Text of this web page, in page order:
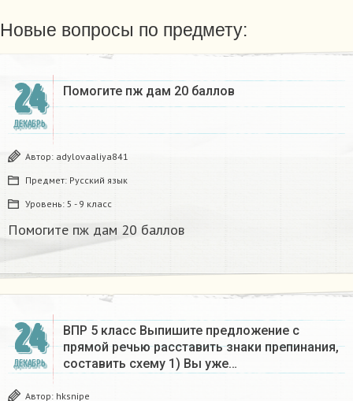
Новые вопросы по предмету:
24
ДЕКАБРЬ
Помогите пж дам 20 баллов ​
Автор: adylovaaliya841
Предмет: Русский язык
Уровень: 5 - 9 класс
Помогите пж дам 20 баллов ​
24
ДЕКАБРЬ
ВПР 5 класс Выпишите предложение с
прямой речью расставить знаки препинания,
составить схему 1) Вы уже…
Автор: hksnipe